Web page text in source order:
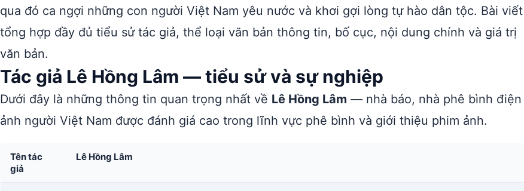
qua đó ca ngợi những con người Việt Nam yêu nước và khơi gợi lòng tự hào dân tộc. Bài viết
tổng hợp đầy đủ tiểu sử tác giả, thể loại văn bản thông tin, bố cục, nội dung chính và giá trị
văn bản.
Tác giả Lê Hồng Lâm — tiểu sử và sự nghiệp
Dưới đây là những thông tin quan trọng nhất về Lê Hồng Lâm — nhà báo, nhà phê bình điện
ảnh người Việt Nam được đánh giá cao trong lĩnh vực phê bình và giới thiệu phim ảnh.
Tên tác
giả
Lê Hồng Lâm